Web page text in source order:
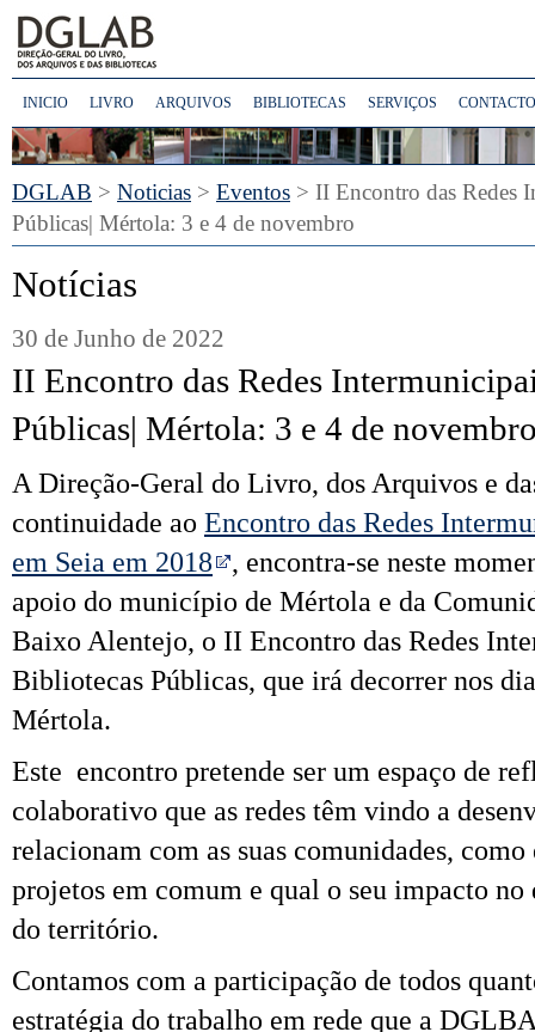
INICIO LIVRO ARQUIVOS BIBLIOTECAS SERVIÇOS
DGLAB > Noticias > Eventos > II Encontro das Redes
Públicas| Mértola: 3 e 4 de novembro
Notícias
30 de Junho de 2022
II Encontro das Redes
Públicas| Mértola: 3 e 4 de
A Direção-Geral do Livro, dos Arquivos e
continuidade ao Encontro das Redes
em Seia em 2018
, encontra-se neste
apoio do município de Mértola e da
Baixo Alentejo, o II Encontro das Redes
Bibliotecas Públicas, que irá decorrer nos
Mértola.
Este encontro pretende ser um espaço de
colaborativo que as redes têm vindo a
relacionam com as suas comunidades, como
projetos em comum e qual o seu impacto
do território.
Contamos com a participação de todos qua
estratégia do trabalho em rede que a